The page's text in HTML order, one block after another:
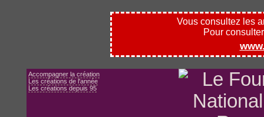
Vous consultez les
Pour
Accompagner la création
Les créations de l'année
Les créations depuis 95